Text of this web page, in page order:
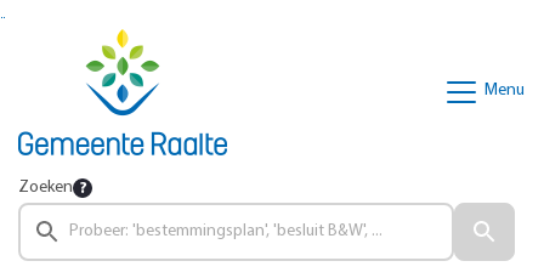
Ga naar de inhoud van deze pagina
Ga naar het zoeken
Menu
Zoeken